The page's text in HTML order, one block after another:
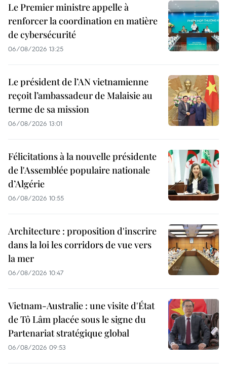
Le Premier ministre appelle à
renforcer la coordination en matière
de cybersécurité
06/08/2026 13:25
Le président de l’AN vietnamienne
reçoit l’ambassadeur de Malaisie au
terme de sa mission
06/08/2026 13:01
Félicitations à la nouvelle présidente
de l'Assemblée populaire nationale
d’Algérie
06/08/2026 10:55
Architecture : proposition d'inscrire
dans la loi les corridors de vue vers
la mer
06/08/2026 10:47
Vietnam-Australie : une visite d'État
de Tô Lâm placée sous le signe du
Partenariat stratégique global
06/08/2026 09:53